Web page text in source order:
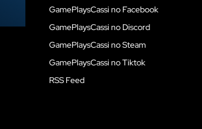
GamePlaysCassi no Facebook
GamePlaysCassi no Discord
GamePlaysCassi no Steam
GamePlaysCassi no Tiktok
RSS Feed